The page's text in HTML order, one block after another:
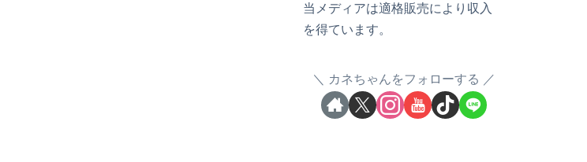
当メディアは適格販売により収入
を得ています。
カネちゃんをフォローする